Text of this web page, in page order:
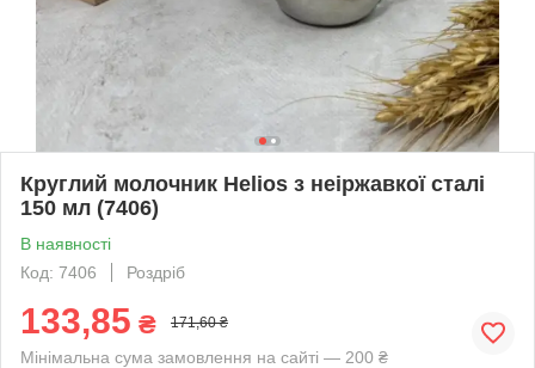
Круглий молочник Helios з неіржавкої сталі
150 мл (7406)
В наявності
Код: 7406
Роздріб
133,85 ₴ 171,60 ₴
Мінімальна сума замовлення на сайті — 200 ₴